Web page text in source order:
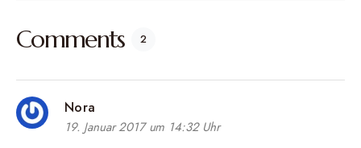
Comments 2
Nora
19. Januar 2017 um 14:32 Uhr